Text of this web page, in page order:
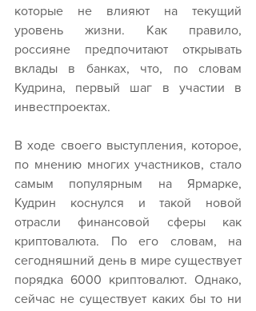
которые не влияют на текущий
уровень жизни. Как правило,
россияне предпочитают открывать
вклады в банках, что, по словам
Кудрина, первый шаг в участии в
инвестпроектах.
В ходе своего выступления, которое,
по мнению многих участников, стало
самым популярным на Ярмарке,
Кудрин коснулся и такой новой
отрасли финансовой сферы как
криптовалюта. По его словам, на
сегодняшний день в мире существует
порядка 6000 криптовалют. Однако,
сейчас не существует каких бы то ни